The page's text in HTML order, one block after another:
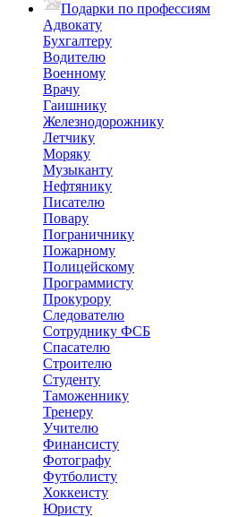
Подарки по профессиям
Адвокату
Бухгалтеру
Водителю
Военному
Врачу
Гаишнику
Железнодорожнику
Летчику
Моряку
Музыканту
Нефтянику
Писателю
Повару
Пограничнику
Пожарному
Полицейскому
Программисту
Прокурору
Следователю
Сотруднику ФСБ
Спасателю
Строителю
Студенту
Таможеннику
Тренеру
Учителю
Финансисту
Фотографу
Футболисту
Хоккеисту
Юристу